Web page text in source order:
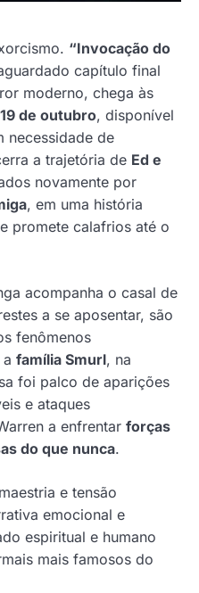
“Invocação do
capítulo final
moderno, chega às
de outubro, disponível
necessidade de
a trajetória de Ed e
novamente por
, em uma história
promete calafrios até o
acompanha o casal de
a se aposentar, são
fenômenos
família Smurl, na
foi palco de aparições
e ataques
a enfrentar forças
do que nunca.
e tensão
emocional e
espiritual e humano
mais famosos do